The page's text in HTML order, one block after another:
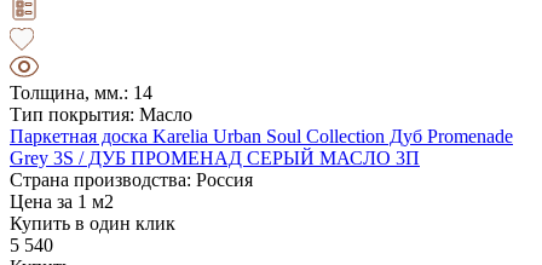
Толщина, мм.: 14
Тип покрытия: Масло
Паркетная доска Karelia Urban Soul Collection Дуб Promenade
Grey 3S / ДУБ ПРОМЕНАД СЕРЫЙ МАСЛО 3П
Страна производства: Россия
Цена за 1 м2
Купить в один клик
5 540